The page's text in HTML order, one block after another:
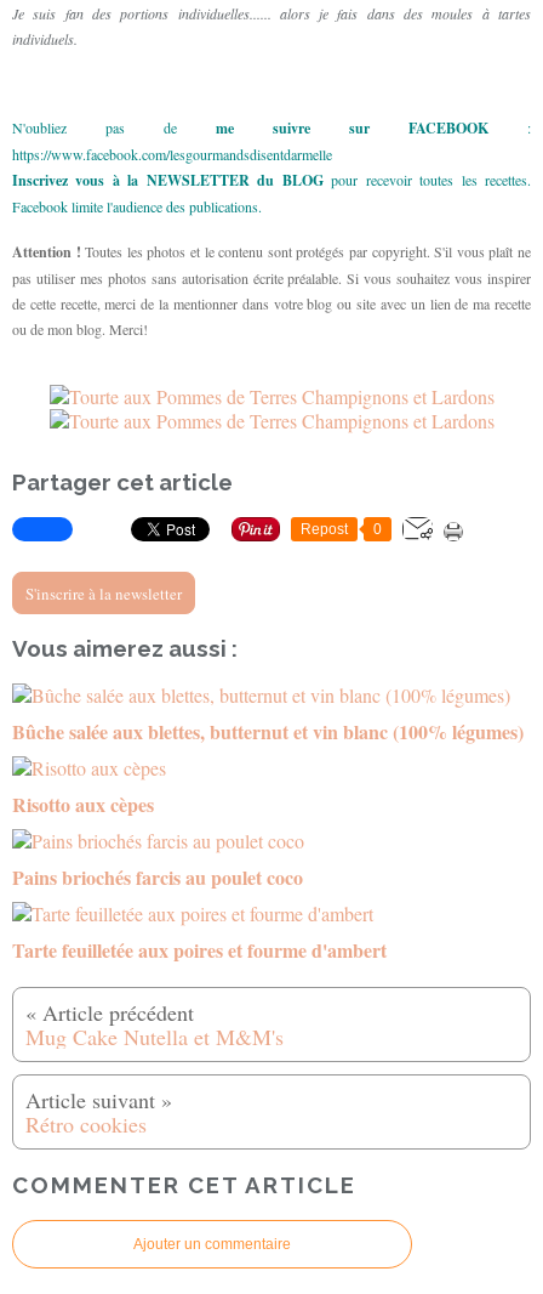
Je suis fan des portions individuelles...... alors je fais dans des moules à tartes
individuels.
N'oubliez pas de me suivre sur FACEBOOK :
https://www.facebook.com/lesgourmandsdisentdarmelle
Inscrivez vous à la NEWSLETTER du BLOGpour recevoir toutes les recettes.
Facebook limite l'audience des publications.
Attention !Toutes les photos et le contenu sont protégés par copyright. S'il vous plaît ne
pas utiliser mes photos sans autorisation écrite préalable. Si vous souhaitez vous inspirer
de cette recette, merci de la mentionner dans votre blog ou site avec un lien de ma recette
ou de mon blog. Merci!
Partager cet article
Repost 0
S'inscrire à la newsletter
Vous aimerez aussi :
Bûche salée aux blettes, butternut et vin blanc (100% légumes)
Risotto aux cèpes
Pains briochés farcis au poulet coco
Tarte feuilletée aux poires et fourme d'ambert
Mug Cake Nutella et M&M's
Rétro cookies
COMMENTER CET ARTICLE
Ajouter un commentaire